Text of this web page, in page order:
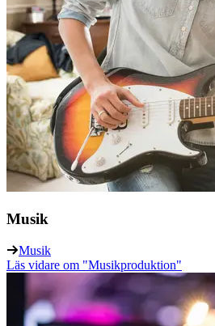
Musik
Musik
Läs vidare om "Musikproduktion"